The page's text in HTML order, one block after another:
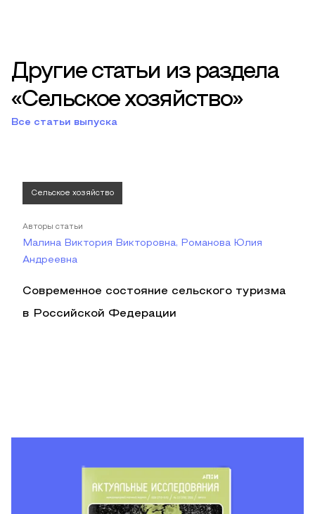
Другие статьи из раздела
«Сельское хозяйство»
Все статьи выпуска
Сельское хозяйство
Авторы статьи
Малина Виктория Викторовна, Романова Юлия
Андреевна
Современное состояние сельского туризма
в Российской Федерации